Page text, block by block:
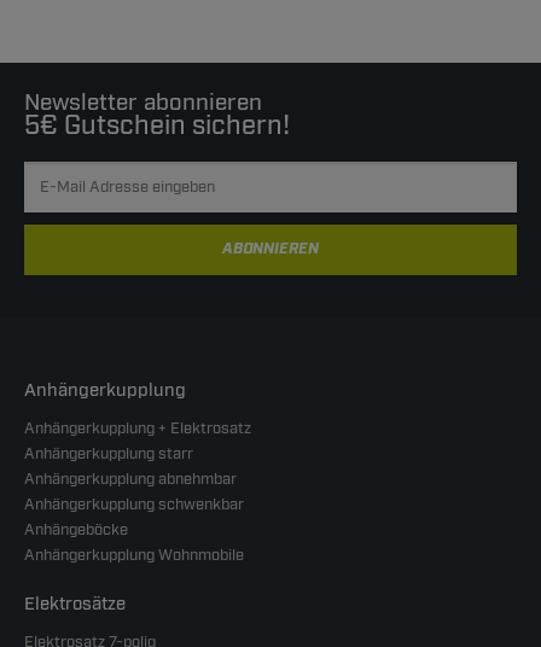
Newsletter abonnieren
5€ Gutschein sichern!
ABONNIEREN
Anhängerkupplung
Anhängerkupplung + Elektrosatz
Anhängerkupplung starr
Anhängerkupplung abnehmbar
Anhängerkupplung schwenkbar
Anhängeböcke
Anhängerkupplung Wohnmobile
Elektrosätze
Elektrosatz 7-polig